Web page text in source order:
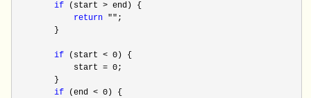
if (start > end) {
return "" ;
        }
if (start < 0 ) {
            start
= 0;
        }
if (end < 0 ) {